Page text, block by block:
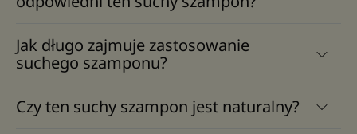
Jak długo zajmuje zastosowanie
suchego szamponu?
Czy ten suchy szampon jest naturalny?